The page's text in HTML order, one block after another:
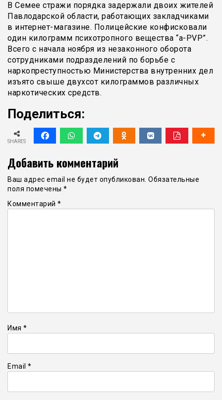
В Семее стражи порядка задержали двоих жителей
Павлодарской области, работающих закладчиками
в интернет-магазине. Полицейские конфисковали
один килограмм психотропного вещества “а-PVP”.
Всего с начала ноября из незаконного оборота
сотрудниками подразделений по борьбе с
наркопреступностью Министерства внутренних дел
изъято свыше двухсот килограммов различных
наркотических средств.
Поделиться:
SHARES
Добавить комментарий
Ваш адрес email не будет опубликован. Обязательные
поля помечены *
Комментарий *
Имя *
Email *